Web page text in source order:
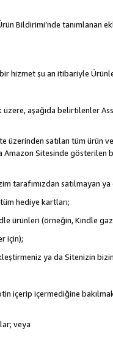
Bildirimi’nde
hizmet şu an itibariyle
aşağıda belirtilenler
üzerinden satılan tüm ürün
Sitesinde gösterilen
tarafımızdan satılmayan
hediye kartları;
ürünleri (örneğin, Kindle
için);
ya da Sitenizin
içerip içermediğine
veya